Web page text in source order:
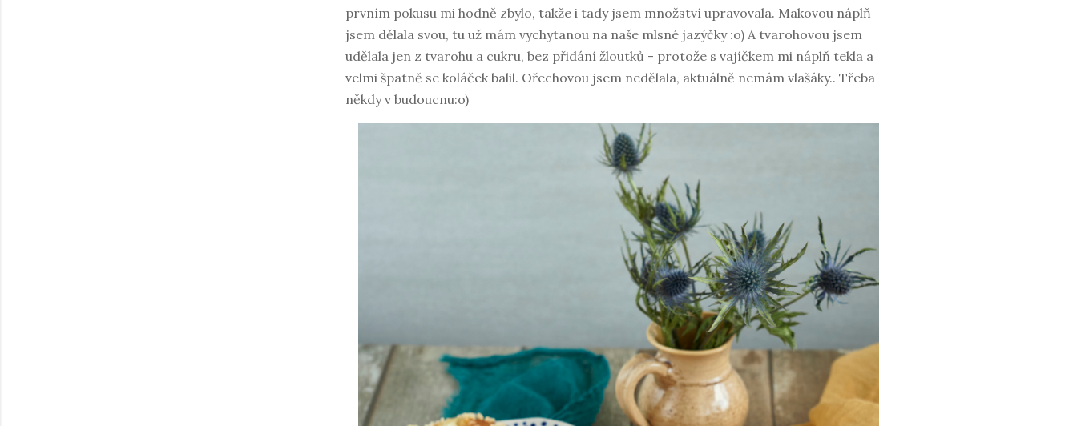
prvním pokusu mi hodně zbylo, takže i tady jsem množství upravovala. Makovou náplň
jsem dělala svou, tu už mám vychytanou na naše mlsné jazýčky :o) A tvarohovou jsem
udělala jen z tvarohu a cukru, bez přidání žloutků - protože s vajíčkem mi náplň tekla a
velmi špatně se koláček balil. Ořechovou jsem nedělala, aktuálně nemám vlašáky.. Třeba
někdy v budoucnu:o)